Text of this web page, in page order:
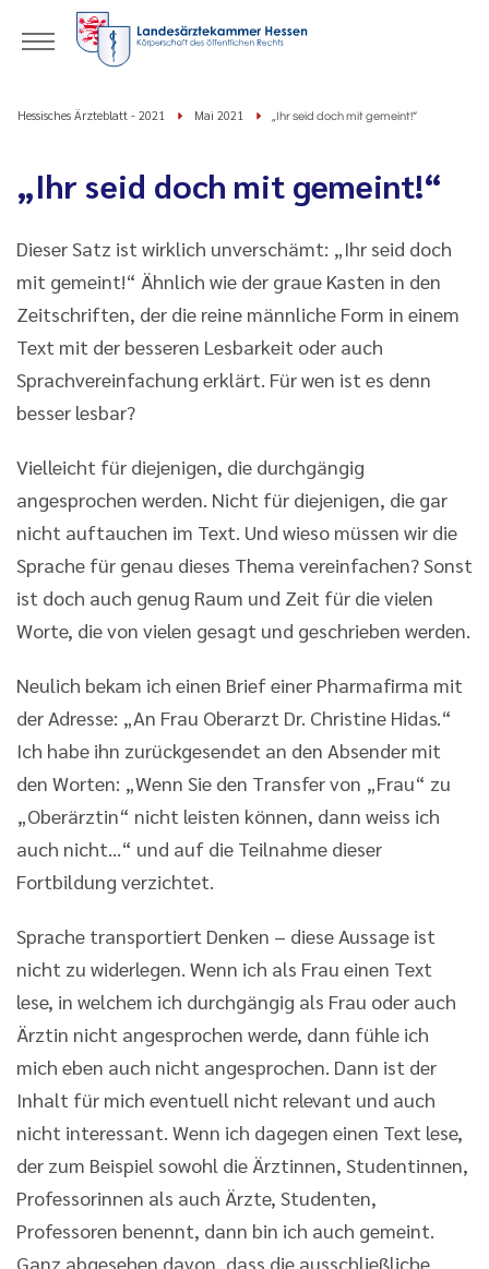
Hessisches Ärzteblatt - 2021 Mai 2021 „Ihr seid doch mit gemeint!“
„Ihr seid doch mit gemeint!“
Dieser Satz ist wirklich unverschämt: „Ihr seid doch
mit gemeint!“ Ähnlich wie der graue Kasten in den
Zeitschriften, der die reine männliche Form in einem
Text mit der besseren Lesbarkeit oder auch
Sprachvereinfachung erklärt. Für wen ist es denn
besser lesbar?
Vielleicht für diejenigen, die durchgängig
angesprochen werden. Nicht für diejenigen, die gar
nicht auftauchen im Text. Und wieso müssen wir die
Sprache für genau dieses Thema vereinfachen? Sonst
ist doch auch genug Raum und Zeit für die vielen
Worte, die von vielen gesagt und geschrieben werden.
Neulich bekam ich einen Brief einer Pharmafirma mit
der Adresse: „An Frau Oberarzt Dr. Christine Hidas.“
Ich habe ihn zurückgesendet an den Absender mit
den Worten: „Wenn Sie den Transfer von „Frau“ zu
„Oberärztin“ nicht leisten können, dann weiss ich
auch nicht…“ und auf die Teilnahme dieser
Fortbildung verzichtet.
Sprache transportiert Denken – diese Aussage ist
nicht zu widerlegen. Wenn ich als Frau einen Text
lese, in welchem ich durchgängig als Frau oder auch
Ärztin nicht angesprochen werde, dann fühle ich
mich eben auch nicht angesprochen. Dann ist der
Inhalt für mich eventuell nicht relevant und auch
nicht interessant. Wenn ich dagegen einen Text lese,
der zum Beispiel sowohl die Ärztinnen, Studentinnen,
Professorinnen als auch Ärzte, Studenten,
Professoren benennt, dann bin ich auch gemeint.
Ganz abgesehen davon, dass die ausschließliche